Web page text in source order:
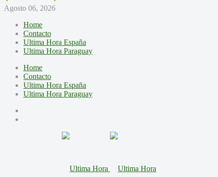
Agosto 06, 2026
Home
Contacto
Ultima Hora España
Ultima Hora Paraguay
Home
Contacto
Ultima Hora España
Ultima Hora Paraguay